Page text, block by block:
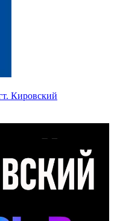
Кировский